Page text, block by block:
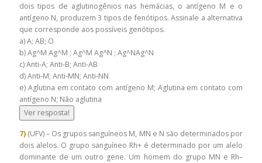
dois tipos de aglutinogênios nas hemácias, o antígeno M e o
antígeno N, produzem 3 tipos de fenótipos. Assinale a alternativa
que corresponde aos possíveis genótipos.
a) A; AB; O
b) Ag^M Ag^M ; Ag^M Ag^N ; Ag^NAg^N
c) Anti-A; Anti-B; Anti-AB
d) Anti-M; Anti-MN; Anti-NN
e) Aglutina em contato com antígeno M; Aglutina em contato com
antígeno N; Não aglutina
Ver resposta!
7) (UFV) – Os grupos sanguíneos M, MN e N são determinados por
dois alelos. O grupo sanguíneo Rh+ é determinado por um alelo
dominante de um outro gene. Um homem do grupo MN e Rh–